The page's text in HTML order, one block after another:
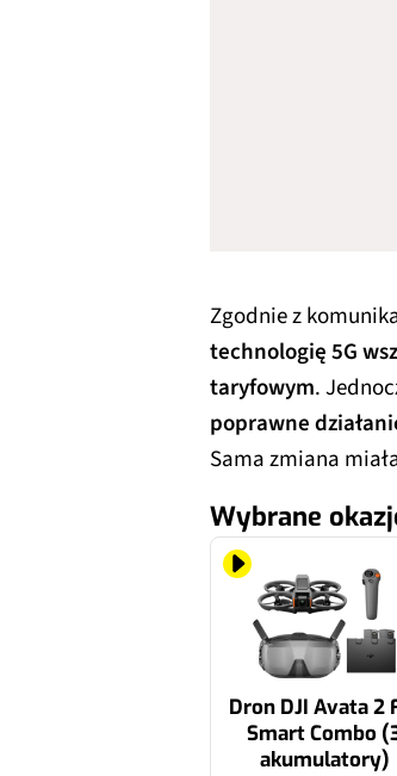
Zgodnie z
technologię 5G
taryfowym.
poprawne
Sama zmiana
Wybrane
Dron DJI Avata 2
Smart Combo
akumulatory)